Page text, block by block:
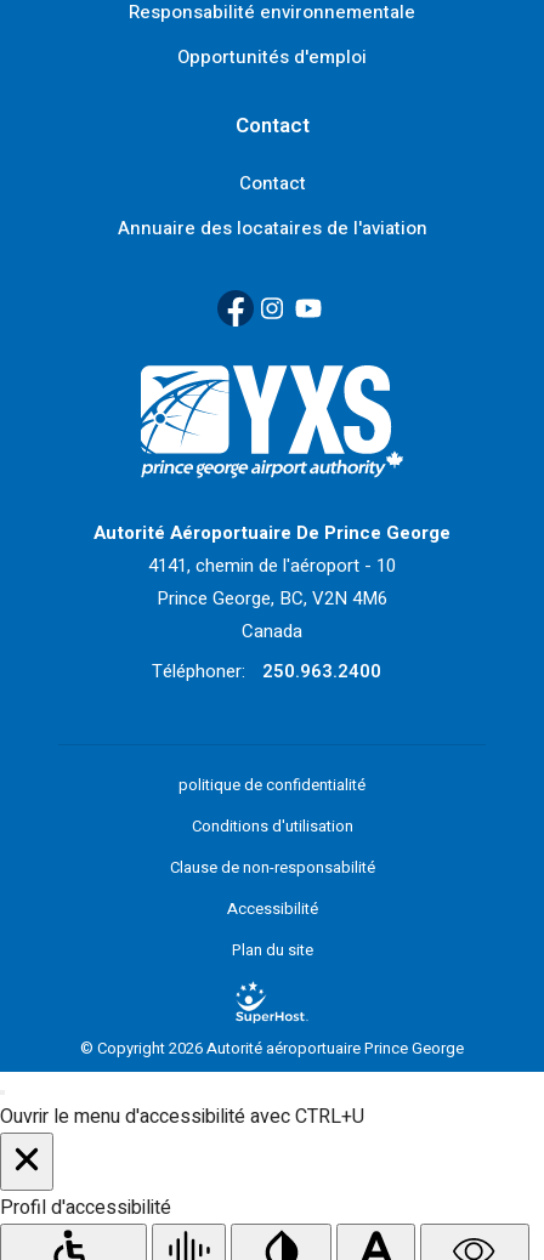
Responsabilité environnementale
Opportunités d'emploi
Contact
Contact
Annuaire des locataires de l'aviation
Facebook
(Link opens in new window)
Instagram
(Link opens in new window)
YouTube
(Link opens in new window)
Retour à la page d'accueil>
Autorité Aéroportuaire De Prince George
4141, chemin de l'aéroport - 10
Prince George, BC, V2N 4M6
Canada
Téléphoner:
250.963.2400
politique de confidentialité
Conditions d'utilisation
Clause de non-responsabilité
Accessibilité
Plan du site
© Copyright 2026 Autorité aéroportuaire Prince George
Ouvrir le menu d'accessibilité avec CTRL+U
Profil d'accessibilité